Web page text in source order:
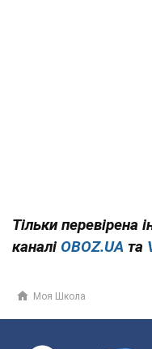
Тільки перевірена
каналі OBOZ.UA та
Моя Школа